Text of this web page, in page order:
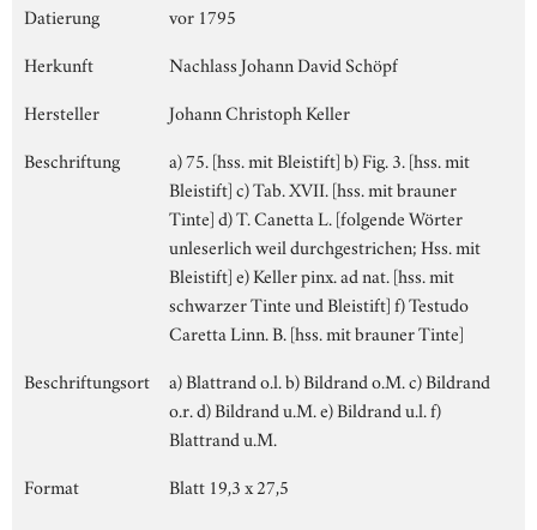
Datierung
vor 1795
Herkunft
Nachlass Johann David Schöpf
Hersteller
Johann Christoph Keller
Beschriftung
a) 75. [hss. mit Bleistift] b) Fig. 3. [hss. mit
Bleistift] c) Tab. XVII. [hss. mit brauner
Tinte] d) T. Canetta L. [folgende Wörter
unleserlich weil durchgestrichen; Hss. mit
Bleistift] e) Keller pinx. ad nat. [hss. mit
schwarzer Tinte und Bleistift] f) Testudo
Caretta Linn. B. [hss. mit brauner Tinte]
Beschriftungsort
a) Blattrand o.l. b) Bildrand o.M. c) Bildrand
o.r. d) Bildrand u.M. e) Bildrand u.l. f)
Blattrand u.M.
Format
Blatt 19,3 x 27,5